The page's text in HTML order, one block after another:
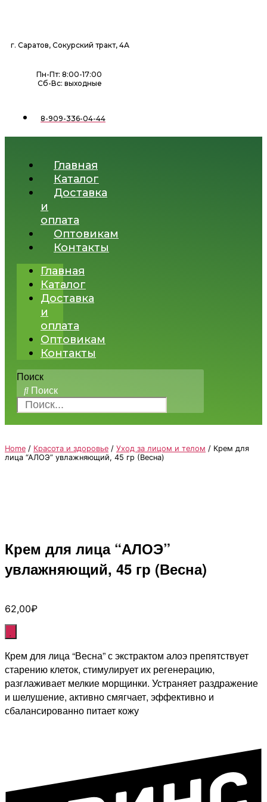
г. Саратов, Сокурский тракт, 4А
Пн-Пт: 8:00-17:00
Сб-Вс: выходные
8-909-336-04-44
Главная
Каталог
Доставка
и
оплата
Оптовикам
Контакты
Главная
Каталог
Доставка
и
оплата
Оптовикам
Контакты
Поиск
Поиск
Home / Красота и здоровье / Уход за лицом и телом / Крем для
лица “АЛОЭ” увлажняющий, 45 гр (Весна)
Крем для лица “АЛОЭ”
увлажняющий, 45 гр (Весна)
62,00₽
Крем для лица “Весна” с экстрактом алоэ препятствует
старению клеток, стимулирует их регенерацию,
разглаживает мелкие морщинки. Устраняет раздражение
и шелушение, активно смягчает, эффективно и
сбалансированно питает кожу